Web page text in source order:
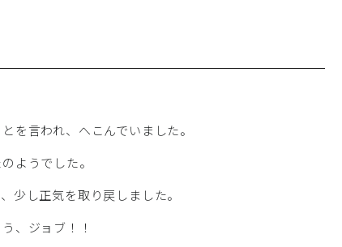
を言われ、へこんでいました。
ようでした。
少し正気を取り戻しました。
、ジョブ！！